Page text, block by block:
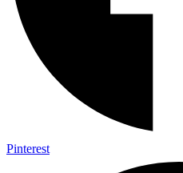
Pinterest